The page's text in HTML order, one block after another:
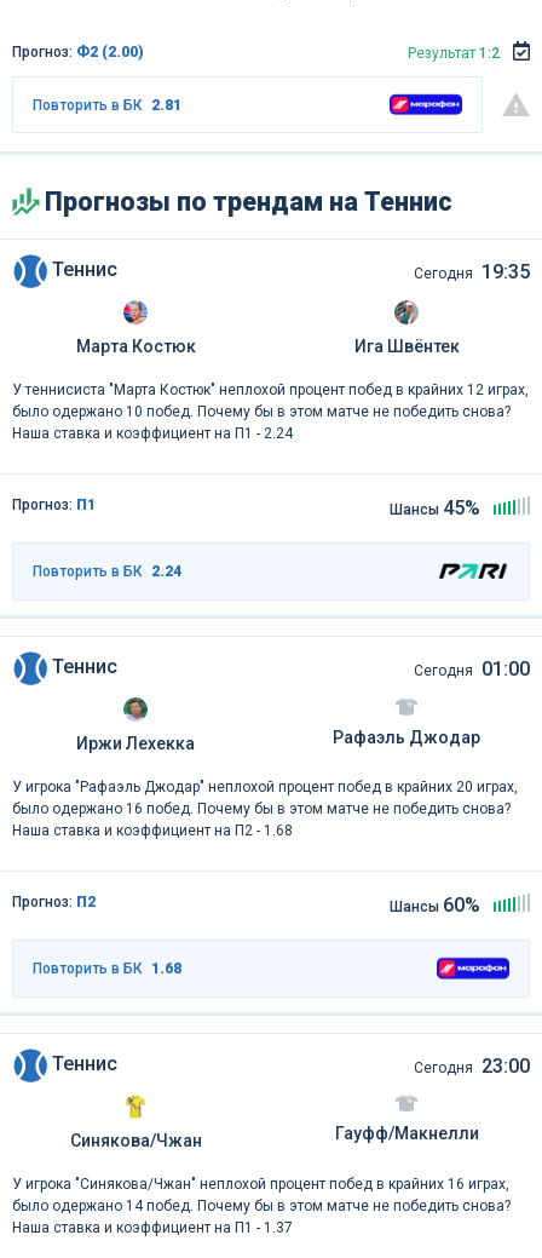
Прогноз: Ф2 (2.00) Результат 1:2
Повторить в БК 2.81
Прогнозы по трендам на Теннис
Теннис Сегодня 19:35
Марта Костюк Ига Швёнтек
У теннисиста "Марта Костюк" неплохой процент побед в крайних 12 играх,
было одержано 10 побед. Почему бы в этом матче не победить снова?
Наша ставка и коэффициент на П1 - 2.24
Прогноз: П1 Шансы 45%
Повторить в БК 2.24
Теннис Сегодня 01:00
Иржи Лехекка Рафаэль Джодар
У игрока "Рафаэль Джодар" неплохой процент побед в крайних 20 играх,
было одержано 16 побед. Почему бы в этом матче не победить снова?
Наша ставка и коэффициент на П2 - 1.68
Прогноз: П2 Шансы 60%
Повторить в БК 1.68
Теннис Сегодня 23:00
Синякова/Чжан Гауфф/Макнелли
У игрока "Синякова/Чжан" неплохой процент побед в крайних 16 играх,
было одержано 14 побед. Почему бы в этом матче не победить снова?
Наша ставка и коэффициент на П1 - 1.37